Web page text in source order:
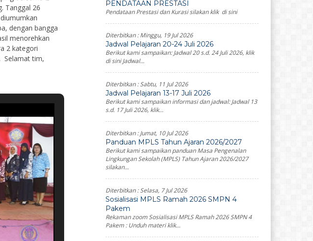
Tanggal 26
dengan bangga
menorehkan
2 kategori
Selamat tim,
PENDATAAN PRESTASI
Pendataan Prestasi dan Kurasi silakan klik di sini
Diterbitkan :Minggu, 19 Jul 2026
Jadwal Pelajaran 20-24 Juli 2026
Berikut kami sampaikan: Jadwal 20 s.d. 24 Juli 2026, klik
di sini Jadwal...
Diterbitkan :Sabtu, 11 Jul 2026
Jadwal Pelajaran 13-17 Juli 2026
Berikut kami sampaikan informasi dan jadwal: Jadwal 13
s.d. 17 Juli 2026, klik...
Diterbitkan :Jumat, 10 Jul 2026
Panduan MPLS Tahun Ajaran 2026/2027
Berikut kami sampaikan panduan Masa Pengenalan
Lingkungan Sekolah (MPLS) Tahun Ajaran 2026/2027
silakan...
Diterbitkan :Selasa, 7 Jul 2026
Sosialisasi MPLS Ramah 2026 SMPN 4
Pakem
Rekaman zoom Sosialisasi MPLS Ramah 2026 SMPN 4
Pakem : Unduh materi klik...